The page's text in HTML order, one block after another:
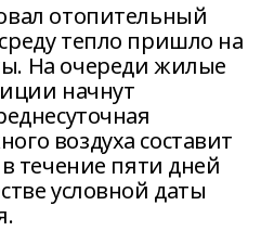
отопительный
тепло пришло на
На очереди жилые
начнут
воздуха составит
в течение пяти дней
условной даты